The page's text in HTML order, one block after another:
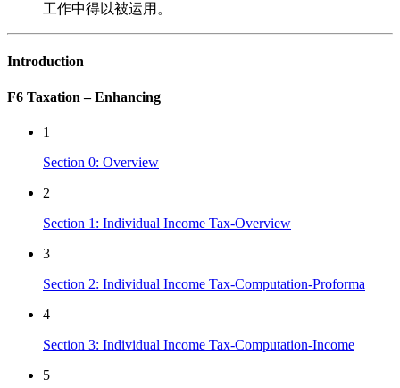
工作中得以被运用。
Introduction
F6 Taxation – Enhancing
1
Section 0: Overview
2
Section 1: Individual Income Tax-Overview
3
Section 2: Individual Income Tax-Computation-Proforma
4
Section 3: Individual Income Tax-Computation-Income
5